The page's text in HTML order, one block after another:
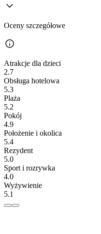
Oceny szczegółowe
Atrakcje dla dzieci
2.7
Obsługa hotelowa
5.3
Plaża
5.2
Pokój
4.9
Położenie i okolica
5.4
Rezydent
5.0
Sport i rozrywka
4.0
Wyżywienie
5.1